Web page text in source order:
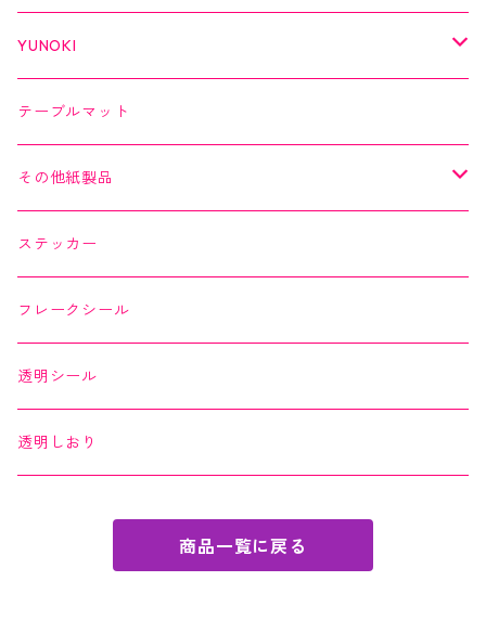
２巻セット
螺鈿
乙女懐紙
Kaishi de saison
よもやまペーパー
縁起どうぶつ懐紙
Okashi na Kaishi
よもやまペーパー
マスキングテープ
マスキングシール
ちぎり絵カード
YUNOKI
マスキングテープ
メッセージカード
テーブルマット
その他紙製品
よもやまペーパー
ちぎり絵カード
ステッカー
フレークシール
透明シール
透明しおり
商品一覧に戻る